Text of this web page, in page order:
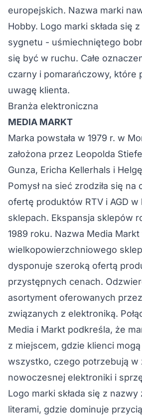
europejskich. Nazwa marki
Hobby. Logo marki składa się
sygnetu - uśmiechniętego
się być w ruchu. Całe
czarny i pomarańczowy, które
uwagę klienta.
Branża elektroniczna
MEDIA MARKT
Marka powstała w 1979 r. w
założona przez Leopolda
Gunza, Ericha Kellerhals i
Pomysł na sieć zrodziła się na
ofertę produktów RTV i AGD w
sklepach. Ekspansja sklepów
1989 roku. Nazwa Media Markt
wielkopowierzchniowego
dysponuje szeroką ofertą
przystępnych cenach.
asortyment oferowanych
związanych z elektroniką.
Media i Markt podkreśla, że
z miejscem, gdzie klienci
wszystko, czego potrzebują w
nowoczesnej elektroniki i
Logo marki składa się z
literami, gdzie dominuje